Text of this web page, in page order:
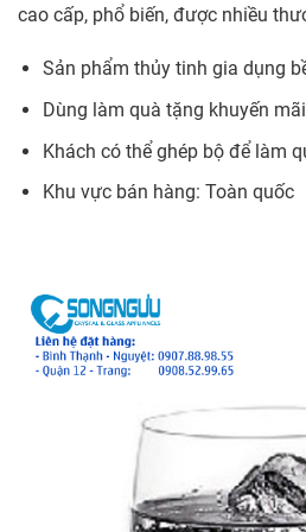
cao cấp, phổ biến, được nhiều
Sản phẩm thủy tinh gia dụng
Dùng làm quà tặng khuyến
Khách có thể ghép bộ để làm
Khu vực bán hàng: Toàn quốc